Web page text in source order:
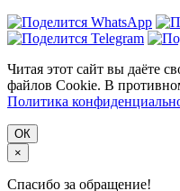
Читая этот сайт вы даёте
файлов Cookie. В
Политика
ОК
×
Спасибо за обращение!